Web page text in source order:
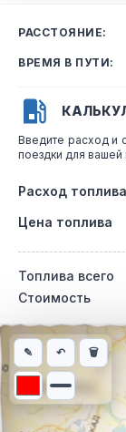
РАССТОЯНИЕ:
ВРЕМЯ В ПУТИ:
Введите расход и
поездки для
Расход топлива
Цена топлива
Топлива всего
Стоимость
Интерактивная
✎ ↶ 🗑